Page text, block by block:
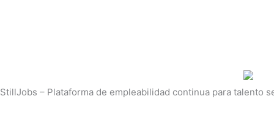
StillJobs – Plataforma de empleabilidad continua para talento